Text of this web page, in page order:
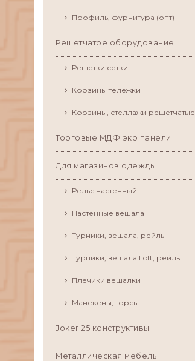
Профиль, фурнитура (опт)
Решетчатое оборудование
Решетки сетки
Корзины тележки
Корзины, стеллажи решетчатые
Торговые МДФ эко панели
Для магазинов одежды
Рельс настенный
Настенные вешала
Турники, вешала, рейлы
Турники, вешала Loft, рейлы
Плечики вешалки
Манекены, торсы
Joker 25 конструктивы
Металлическая мебель